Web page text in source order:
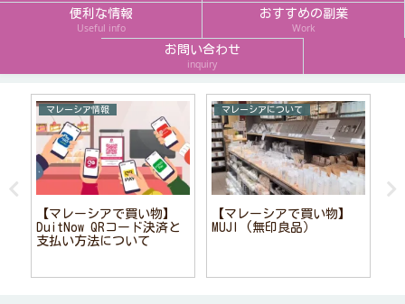
便利な情報
Useful info
おすすめの副業
Work
お問い合わせ
inquiry
マレーシア情報
【マレーシアで買い物】
DuitNow QRコード決済と
支払い方法について
マレーシアについて
【マレーシアで買い物】
MUJI (無印良品）
【